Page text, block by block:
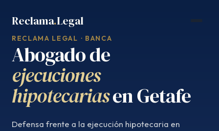
Reclama.Legal
RECLAMA LEGAL · BANCA
Abogado de
ejecuciones
hipotecariasen Getafe
Defensa frente a la ejecución hipotecaria en